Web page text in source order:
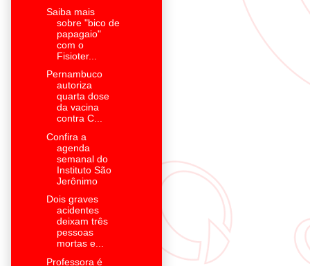
Saiba mais
sobre "bico de
papagaio"
com o
Fisioter...
Pernambuco
autoriza
quarta dose
da vacina
contra C...
Confira a
agenda
semanal do
Instituto São
Jerônimo
Dois graves
acidentes
deixam três
pessoas
mortas e...
Professora é